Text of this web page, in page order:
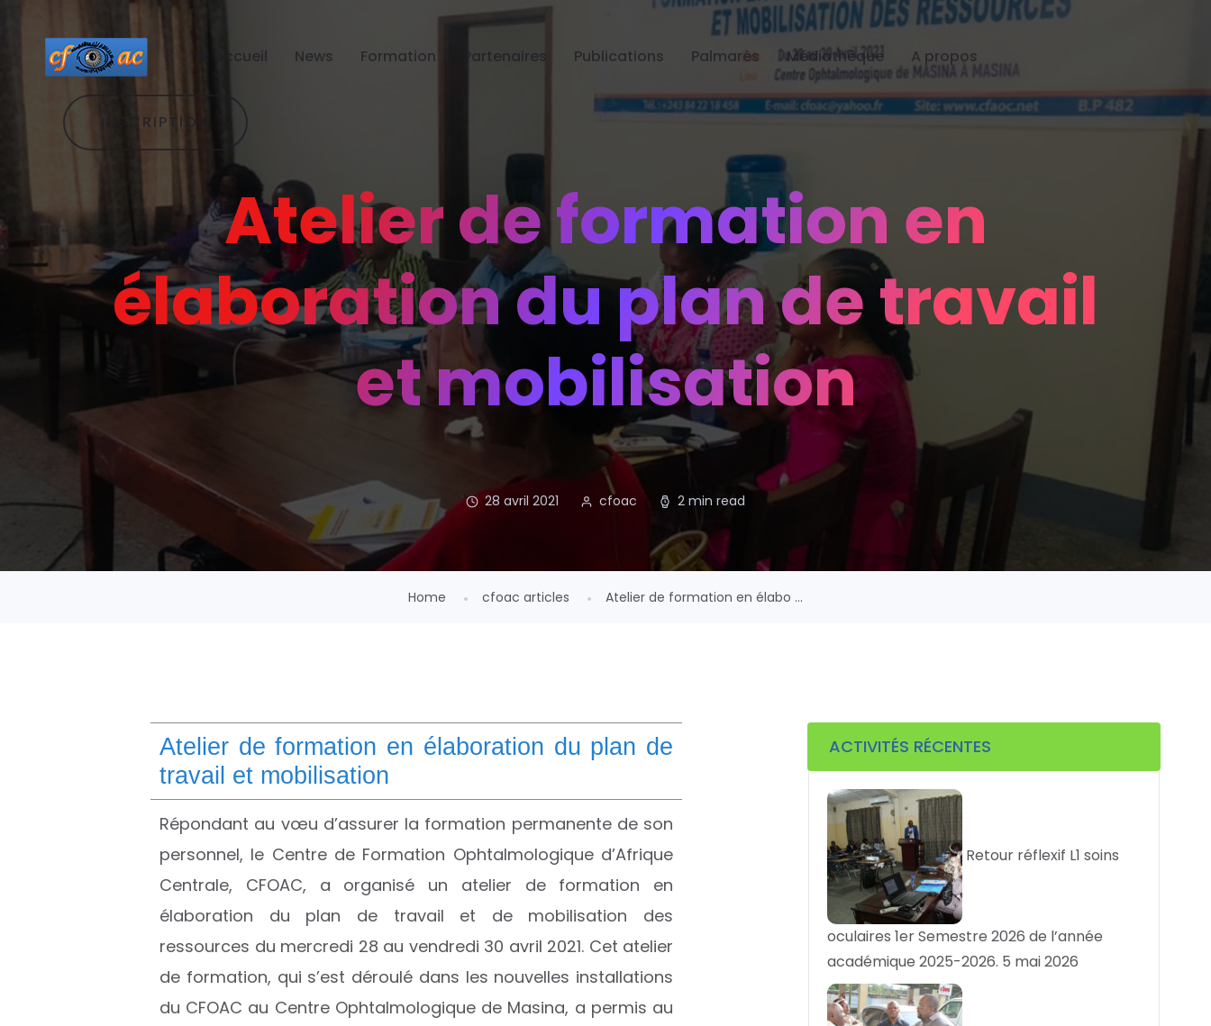
Accueil News Formation Partenaires Publications Palmarès Médiathèque A propos
INSCRIPTION
Atelier de formation en
élaboration du plan de travail
et mobilisation
28 avril 2021 cfoac 2 min read
Home cfoac articles Atelier de formation en élabo ...
Atelier de formation en élaboration du plan de
travail et mobilisation
Répondant au vœu d’assurer la formation permanente de son
personnel, le Centre de Formation Ophtalmologique d’Afrique
Centrale, CFOAC, a organisé un atelier de formation en
élaboration du plan de travail et de mobilisation des
ressources du mercredi 28 au vendredi 30 avril 2021. Cet atelier
de formation, qui s’est déroulé dans les nouvelles installations
du CFOAC au Centre Ophtalmologique de Masina, a permis au
ACTIVITÉS RÉCENTES
Retour réflexif L1 soins
oculaires 1er Semestre 2026 de l’année
académique 2025-2026. 5 mai 2026